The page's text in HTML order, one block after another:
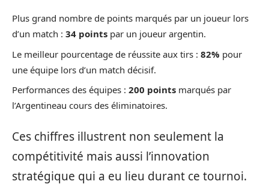
Plus grand nombre de points marqués par un joueur lors
d’un match : 34 points par un joueur argentin.
Le meilleur pourcentage de réussite aux tirs : 82% pour
une équipe lors d’un match décisif.
Performances des équipes : 200 points marqués par
l’Argentineau cours des éliminatoires.
Ces chiffres illustrent non seulement la
compétitivité mais aussi l’innovation
stratégique qui a eu lieu durant ce tournoi.